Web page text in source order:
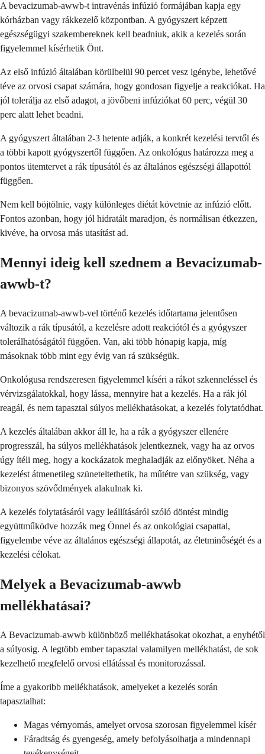
A bevacizumab-awwb-t intravénás infúzió formájában kapja egy
kórházban vagy rákkezelő központban. A gyógyszert képzett
egészségügyi szakembereknek kell beadniuk, akik a kezelés során
figyelemmel kísérhetik Önt.
Az első infúzió általában körülbelül 90 percet vesz igénybe, lehetővé
téve az orvosi csapat számára, hogy gondosan figyelje a reakciókat. Ha
jól tolerálja az első adagot, a jövőbeni infúziókat 60 perc, végül 30
perc alatt lehet beadni.
A gyógyszert általában 2-3 hetente adják, a konkrét kezelési tervtől és
a többi kapott gyógyszertől függően. Az onkológus határozza meg a
pontos ütemtervet a rák típusától és az általános egészségi állapottól
függően.
Nem kell böjtölnie, vagy különleges diétát követnie az infúzió előtt.
Fontos azonban, hogy jól hidratált maradjon, és normálisan étkezzen,
kivéve, ha orvosa más utasítást ad.
Mennyi ideig kell szednem a Bevacizumab-
awwb-t?
A bevacizumab-awwb-vel történő kezelés időtartama jelentősen
változik a rák típusától, a kezelésre adott reakciótól és a gyógyszer
tolerálhatóságától függően. Van, aki több hónapig kapja, míg
másoknak több mint egy évig van rá szükségük.
Onkológusa rendszeresen figyelemmel kíséri a rákot szkenneléssel és
vérvizsgálatokkal, hogy lássa, mennyire hat a kezelés. Ha a rák jól
reagál, és nem tapasztal súlyos mellékhatásokat, a kezelés folytatódhat.
A kezelés általában akkor áll le, ha a rák a gyógyszer ellenére
progresszál, ha súlyos mellékhatások jelentkeznek, vagy ha az orvos
úgy ítéli meg, hogy a kockázatok meghaladják az előnyöket. Néha a
kezelést átmenetileg szüneteltethetik, ha műtétre van szükség, vagy
bizonyos szövődmények alakulnak ki.
A kezelés folytatásáról vagy leállításáról szóló döntést mindig
együttműködve hozzák meg Önnel és az onkológiai csapattal,
figyelembe véve az általános egészségi állapotát, az életminőségét és a
kezelési célokat.
Melyek a Bevacizumab-awwb
mellékhatásai?
A Bevacizumab-awwb különböző mellékhatásokat okozhat, a enyhétől
a súlyosig. A legtöbb ember tapasztal valamilyen mellékhatást, de sok
kezelhető megfelelő orvosi ellátással és monitorozással.
Íme a gyakoribb mellékhatások, amelyeket a kezelés során
tapasztalhat:
Magas vérnyomás, amelyet orvosa szorosan figyelemmel kísér
Fáradtság és gyengeség, amely befolyásolhatja a mindennapi